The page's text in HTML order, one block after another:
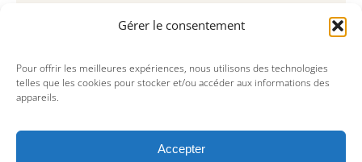
Gérer le consentement
Pour offrir les meilleures expériences, nous utilisons des technologies
telles que les cookies pour stocker et/ou accéder aux informations des
appareils.
Accepter
Souscrire